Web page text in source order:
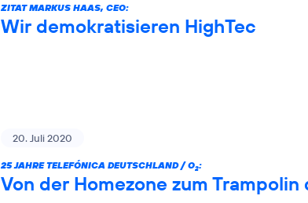
ZITAT MARKUS HAAS, CEO:
Wir demokratisieren HighTec
20. Juli 2020
25 JAHRE TELEFÓNICA DEUTSCHLAND / O2:
Von der Homezone zum